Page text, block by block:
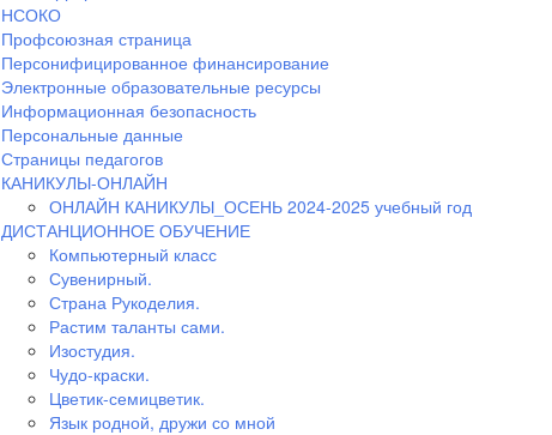
НСОКО
Профсоюзная страница
Персонифицированное финансирование
Электронные образовательные ресурсы
Информационная безопасность
Персональные данные
Страницы педагогов
КАНИКУЛЫ-ОНЛАЙН
ОНЛАЙН КАНИКУЛЫ_ОСЕНЬ 2024-2025 учебный год
ДИСТАНЦИОННОЕ ОБУЧЕНИЕ
Компьютерный класс
Сувенирный.
Страна Рукоделия.
Растим таланты сами.
Изостудия.
Чудо-краски.
Цветик-семицветик.
Язык родной, дружи со мной